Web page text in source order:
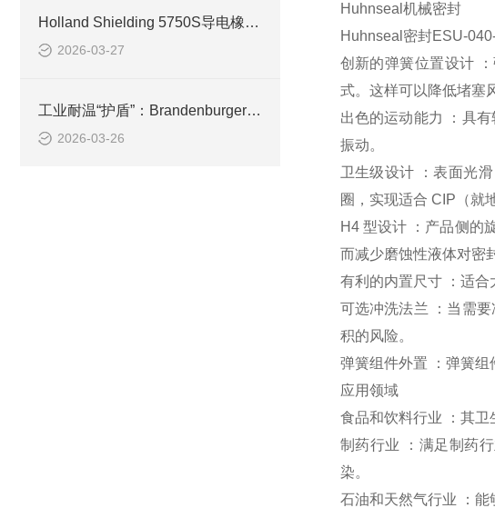
Holland Shielding 5750S导电橡胶适配精密电子
2026-03-27
工业耐温“护盾”：Brandenburger隔热板的高温力学密码
2026-03-26
Huhnseal 机械密封
Huhnseal 密封ESU-
创新的弹簧位置设计
式。这样可以降低堵塞
出色的运动能力
：具
振动。
卫生级设计
：表面光
圈，实现适合 CIP （就
H4 型设计 ：产品侧的
而减少磨蚀性液体对密
有利的内置尺寸
：适
可选冲洗法兰
：当需
积的风险。
弹簧组件外置
：弹簧
应用领域
食品和饮料行业
：其
制药行业
：满足制药
染。
石油和天然气行业
：